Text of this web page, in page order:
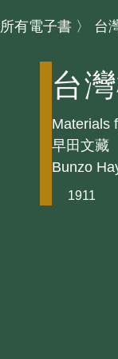
所有電子書 〉 台
台
Materials
早田文藏
Bunzo
1911